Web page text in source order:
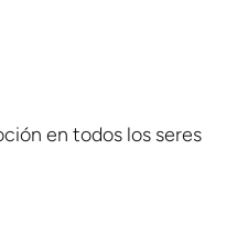
en todos los seres